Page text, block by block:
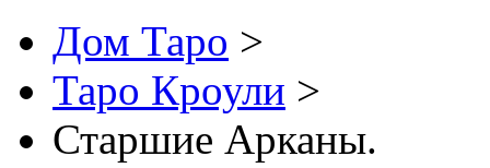
Дом Таро >
Таро Кроули >
Старшие Арканы.